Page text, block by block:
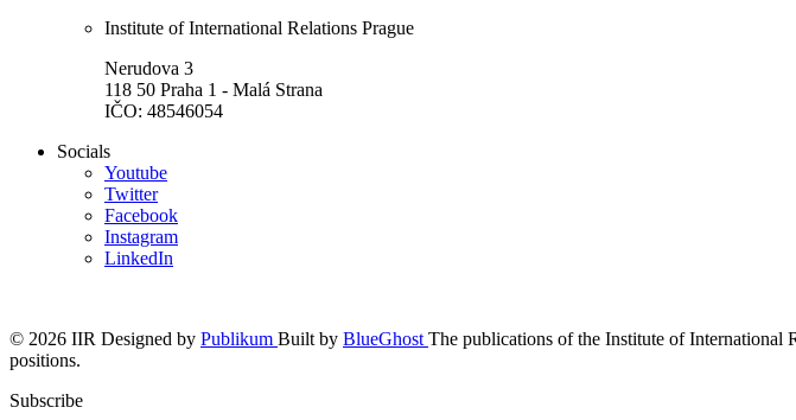
Institute of International Relations Prague
Nerudova 3
118 50 Praha 1 - Malá Strana
IČO: 48546054
Socials
Youtube
Twitter
Facebook
Instagram
LinkedIn
© 2026 IIR Designed by Publikum Built by BlueGhost The publications of the Institute of International
positions.
Subscribe